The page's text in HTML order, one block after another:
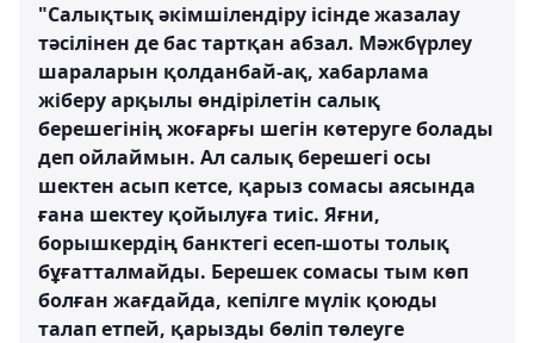
"Салықтық әкімшілендіру ісінде жазалау
тәсілінен де бас тартқан абзал. Мәжбүрлеу
шараларын қолданбай-ақ, хабарлама
жіберу арқылы өндірілетін салық
берешегінің жоғарғы шегін көтеруге болады
деп ойлаймын. Ал салық берешегі осы
шектен асып кетсе, қарыз сомасы аясында
ғана шектеу қойылуға тиіс. Яғни,
борышкердің банктегі есеп-шоты толық
бұғатталмайды. Берешек сомасы тым көп
болған жағдайда, кепілге мүлік қоюды
талап етпей, қарызды бөліп төлеуге